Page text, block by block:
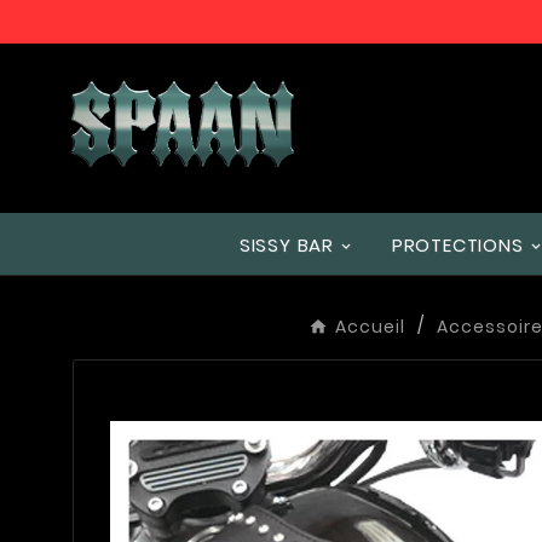
SISSY BAR PROTECTIONS
Accueil